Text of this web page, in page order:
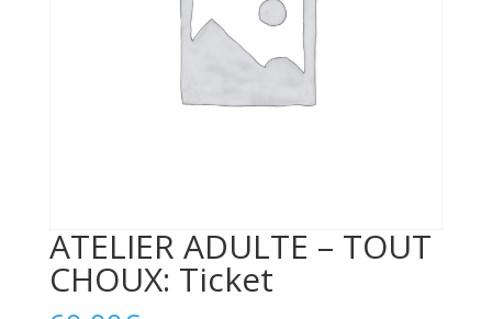
ATELIER ADULTE – TOUT
CHOUX: Ticket